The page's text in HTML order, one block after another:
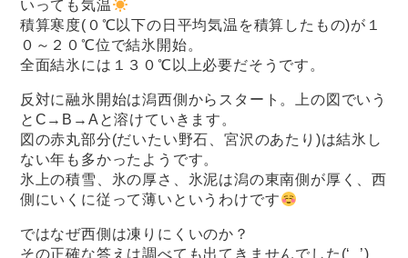
いっても気温
積算寒度(０℃以下の日平均気温を積算したもの)が１
０～２０℃位で結氷開始。
全面結氷には１３０℃以上必要だそうです。
反対に融氷開始は潟西側からスタート。上の図でいう
とC→B→Aと溶けていきます。
図の赤丸部分(だいたい野石、宮沢のあたり)は結氷し
ない年も多かったようです。
氷上の積雪、氷の厚さ、氷泥は潟の東南側が厚く、西
側にいくに従って薄いというわけです
ではなぜ西側は凍りにくいのか？
その正確な答えは調べても出てきませんでした(‘_’)